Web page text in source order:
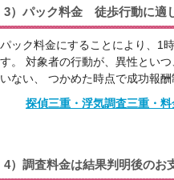
3）パック料金 徒歩行動に適
パック料金にすることにより、1
す。 対象者の行動が、異性とい
いない、 つかめた時点で成功報
探偵三重・浮気調査三重・
4）調査料金は結果判明後のお